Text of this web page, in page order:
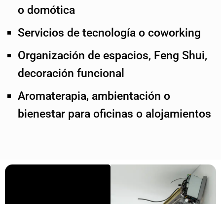
o domótica
Servicios de tecnología o coworking
Organización de espacios, Feng Shui,
decoración funcional
Aromaterapia, ambientación o
bienestar para oficinas o alojamientos